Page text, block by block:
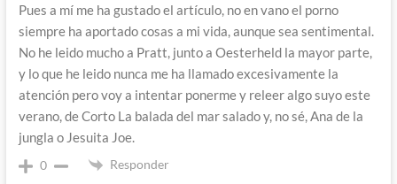
Pues a mí me ha gustado el artículo, no en vano el porno
siempre ha aportado cosas a mi vida, aunque sea sentimental.
No he leido mucho a Pratt, junto a Oesterheld la mayor parte,
y lo que he leido nunca me ha llamado excesivamente la
atención pero voy a intentar ponerme y releer algo suyo este
verano, de Corto La balada del mar salado y, no sé, Ana de la
jungla o Jesuita Joe.
0 Responder